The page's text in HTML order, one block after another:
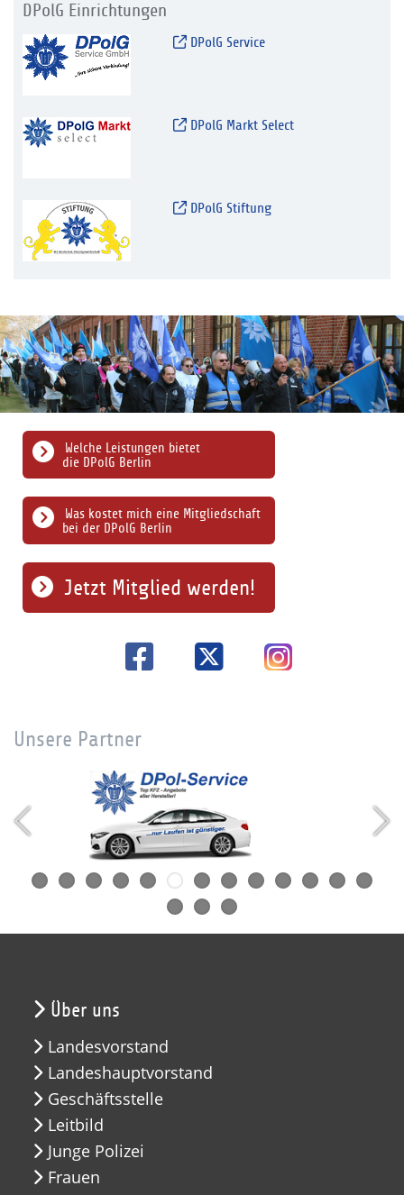
DPolG Einrichtungen
DPolG Service
DPolG Markt Select
DPolG Stiftung
Was kostet mich eine Mitgliedschaft
bei der DPolG Berlin
Welche Leistungen bietet
die DPolG Berlin
Jetzt Mitglied werden!
Unsere Partner
Über uns
Landesvorstand
Landeshauptvorstand
Geschäftsstelle
Leitbild
Junge Polizei
Frauen